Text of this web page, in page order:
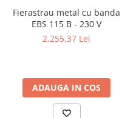
Fierastrau metal cu banda
EBS 115 B - 230 V
2.255,37 Lei
ADAUGA IN COS